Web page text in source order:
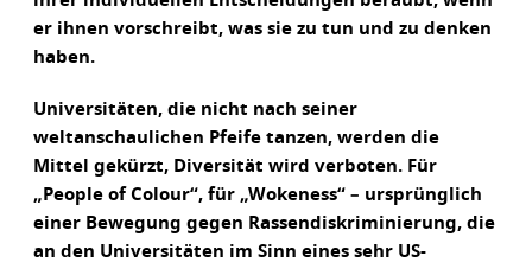
er ihnen vorschreibt, was sie zu tun und zu denken
haben.
Universitäten, die nicht nach seiner
weltanschaulichen Pfeife tanzen, werden die
Mittel gekürzt, Diversität wird verboten. Für
„People of Colour“, für „Wokeness“ – ursprünglich
einer Bewegung gegen Rassendiskriminierung, die
an den Universitäten im Sinn eines sehr US-